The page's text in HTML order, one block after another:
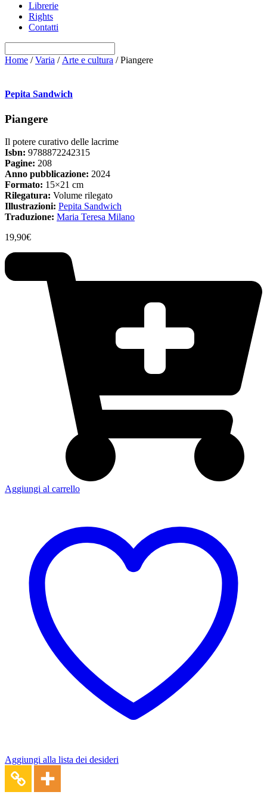
Librerie
Rights
Contatti
Home /Varia / Arte e cultura / Piangere
Pepita Sandwich
Piangere
Il potere curativo delle lacrime
Isbn: 9788872242315
Pagine: 208
Anno pubblicazione: 2024
Formato: 15×21 cm
Rilegatura: Volume rilegato
Illustrazioni: Pepita Sandwich
Traduzione: Maria Teresa Milano
19,90€
Aggiungi al carrello
Aggiungi alla lista dei desideri